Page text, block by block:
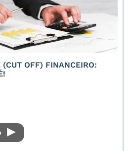
(CUT OFF) FINANCEIRO: